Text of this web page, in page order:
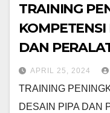
TRAINING
DAN
APRIL 25, 2024
TRAINING
DESAIN PIPA DAN